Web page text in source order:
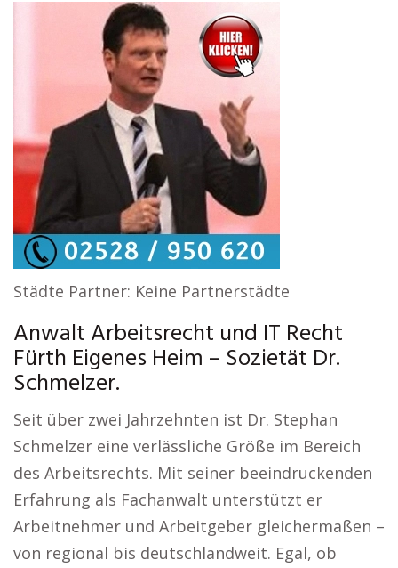
Städte Partner: Keine Partnerstädte
Anwalt Arbeitsrecht und IT Recht
Fürth Eigenes Heim – Sozietät Dr.
Schmelzer.
Seit über zwei Jahrzehnten ist Dr. Stephan
Schmelzer eine verlässliche Größe im Bereich
des Arbeitsrechts. Mit seiner beeindruckenden
Erfahrung als Fachanwalt unterstützt er
Arbeitnehmer und Arbeitgeber gleichermaßen –
von regional bis deutschlandweit. Egal, ob